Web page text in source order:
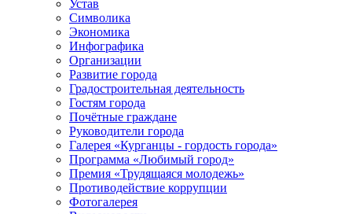
Устав
Символика
Экономика
Инфографика
Организации
Развитие города
Градостроительная деятельность
Гостям города
Почётные граждане
Руководители города
Галерея «Курганцы - гордость города»
Программа «Любимый город»
Премия «Трудящаяся молодежь»
Противодействие коррупции
Фотогалерея